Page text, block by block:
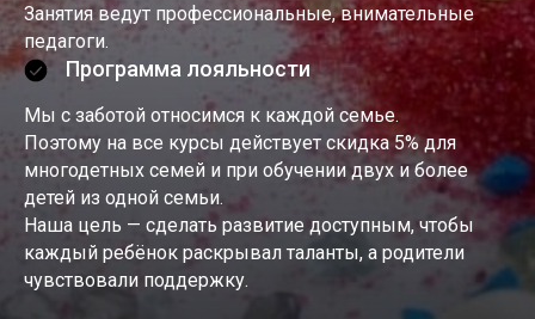
Занятия ведут профессиональные, внимательные
педагоги.
Программа лояльности
Мы с заботой относимся к каждой семье.
Поэтому на все курсы действует скидка 5% для
многодетных семей и при обучении двух и более
детей из одной семьи.
Наша цель — сделать развитие доступным, чтобы
каждый ребёнок раскрывал таланты, а родители
чувствовали поддержку.